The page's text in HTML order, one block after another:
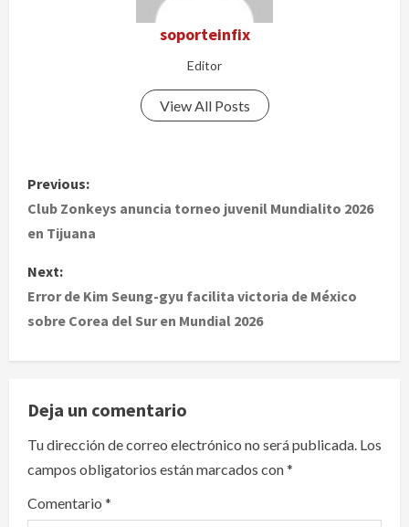
soporteinfix
Editor
View All Posts
P
o
t
n
a
v
i
g
Previous:
Club Zonkeys anuncia torneo juvenil Mundialito 2026
en Tijuana
Next:
Error de Kim Seung-gyu facilita victoria de México
sobre Corea del Sur en Mundial 2026
Deja un comentario
Tu dirección de correo electrónico no será publicada. Los
campos obligatorios están marcados con*
Comentario *